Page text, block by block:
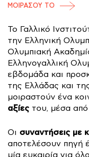
Το Γαλλικό
την Ελληνική
Ολυμπιακή
Ελληνογαλλική
εβδομάδα και
της Ελλάδας και
μοιραστούν ένα
αξίες του, μέσα
Οι συναντήσεις με
αποτελέσουν πηγή
μία ευκαιρία για
ΜΟΙΡΑΣΟΥ ΤΟ